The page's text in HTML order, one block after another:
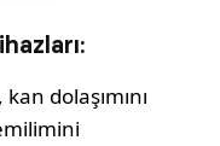
dolaşımını